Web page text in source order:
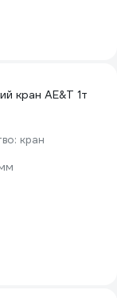
кран AE&T 1т
кран